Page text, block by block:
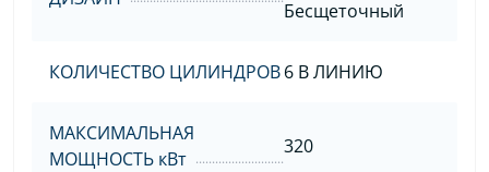
Бесщеточный
КОЛИЧЕСТВО ЦИЛИНДРОВ6 В ЛИНИЮ
МАКСИМАЛЬНАЯ
МОЩНОСТЬ кВт
320